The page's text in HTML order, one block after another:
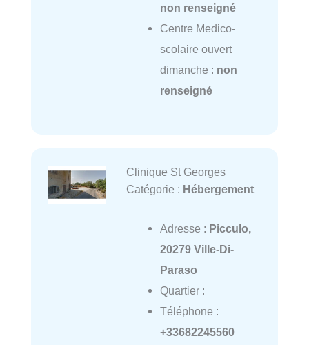
non renseigné
Centre Medico-
scolaire ouvert
dimanche : non
renseigné
Clinique St Georges
Catégorie : Hébergement
Adresse : Picculo,
20279 Ville-Di-
Paraso
Quartier :
Téléphone :
+33682245560